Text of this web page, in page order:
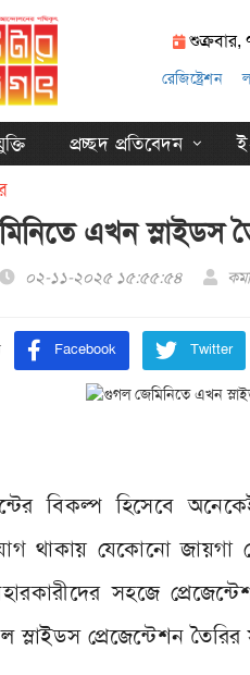
রেজিষ্ট্রেশন
প্রচ্ছদ প্রতিবেদন
এখন স্লাইডস
০২-১১-২০২৫ ১৫:৫৫:৫৪
Facebook Twitter
বিকল্প হিসেবে
থাকায় যেকোনো জায়গা
সহজে
স্লাইডস প্রেজেন্টেশন